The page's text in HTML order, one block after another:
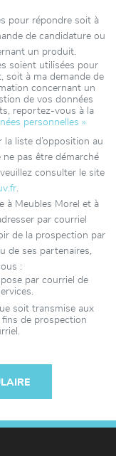
pour répondre soit à
de candidature ou
un produit.
soient utilisées pour
soit à ma demande de
concernant un
de vos données
reportez-vous à la
personnelles »
liste d’opposition au
ne pas être démarché
consulter le site
.
à Meubles Morel et à
par courriel
de la prospection par
de ses partenaires,
:
par courriel de
soit transmise aux
de prospection